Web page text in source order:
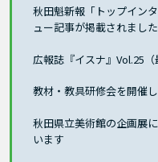
秋田魁新報「トップイン
ュー記事が掲載されました
広報誌『イスナ』Vol.25
教材・教具研修会を開催
秋田県立美術館の企画展
います